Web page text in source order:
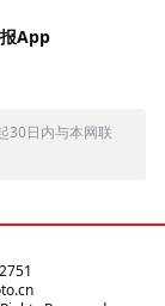
App
30日内与本网联